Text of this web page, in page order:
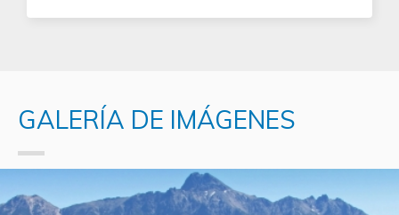
GALERÍA DE IMÁGENES